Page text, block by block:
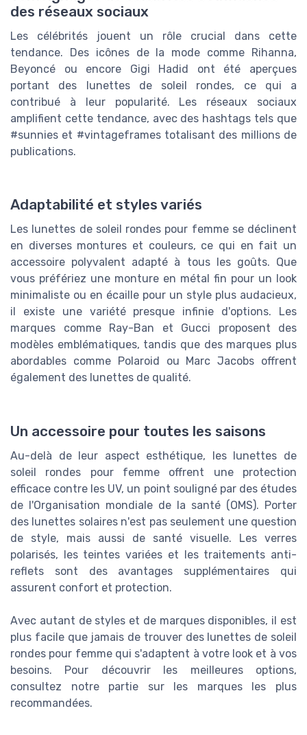
des réseaux sociaux
Les célébrités jouent un rôle crucial dans cette
tendance. Des icônes de la mode comme Rihanna,
Beyoncé ou encore Gigi Hadid ont été aperçues
portant des lunettes de soleil rondes, ce qui a
contribué à leur popularité. Les réseaux sociaux
amplifient cette tendance, avec des hashtags tels que
#sunnies et #vintageframes totalisant des millions de
publications.
Adaptabilité et styles variés
Les lunettes de soleil rondes pour femme se déclinent
en diverses montures et couleurs, ce qui en fait un
accessoire polyvalent adapté à tous les goûts. Que
vous préfériez une monture en métal fin pour un look
minimaliste ou en écaille pour un style plus audacieux,
il existe une variété presque infinie d'options. Les
marques comme Ray-Ban et Gucci proposent des
modèles emblématiques, tandis que des marques plus
abordables comme Polaroid ou Marc Jacobs offrent
également des lunettes de qualité.
Un accessoire pour toutes les saisons
Au-delà de leur aspect esthétique, les lunettes de
soleil rondes pour femme offrent une protection
efficace contre les UV, un point souligné par des études
de l'Organisation mondiale de la santé (OMS). Porter
des lunettes solaires n'est pas seulement une question
de style, mais aussi de santé visuelle. Les verres
polarisés, les teintes variées et les traitements anti-
reflets sont des avantages supplémentaires qui
assurent confort et protection.
Avec autant de styles et de marques disponibles, il est
plus facile que jamais de trouver des lunettes de soleil
rondes pour femme qui s'adaptent à votre look et à vos
besoins. Pour découvrir les meilleures options,
consultez notre partie sur les marques les plus
recommandées.